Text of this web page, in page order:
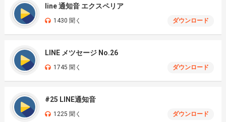
line 通知音 エクスペリア
1430 聞く ダウンロード
LINE メツセージ No.26
1745 聞く ダウンロード
#25 LINE通知音
1225 聞く ダウンロード